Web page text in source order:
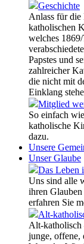
Geschichte
Anlass für die
katholischen
welches
Papstes und
zahlreicher
die nicht mit
Einklang
Mitglied
So einfach
katholische
dazu.
Unsere
Unser Glaube
Das Leben
Uns sind alle
ihren
erfahren Sie
Alt-
Alt-katholisch
junge, offene,